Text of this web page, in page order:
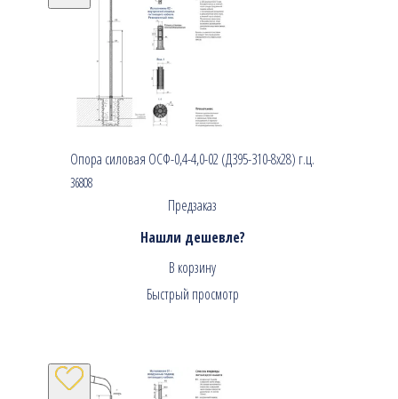
Опора силовая ОСФ-0,4-4,0-02 (Д395-310-8х28) г.ц.
36808
Предзаказ
Нашли дешевле?
В корзину
Быстрый просмотр